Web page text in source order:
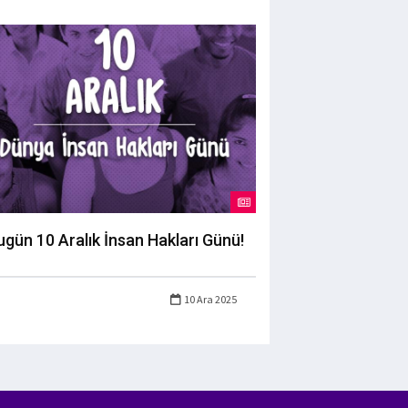
10 Aralık İnsan Hakları Günü!
10 Ara 2025